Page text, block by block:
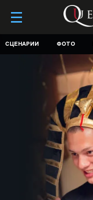
СЦЕНАРИИ ФОТО